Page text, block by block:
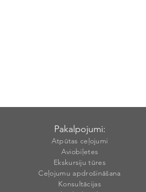
Pakalpojumi:
Atpūtas ceļojumi
Aviobiļetes
Ekskursiju tūres
Ceļojumu apdrošināšana
Konsultācijas